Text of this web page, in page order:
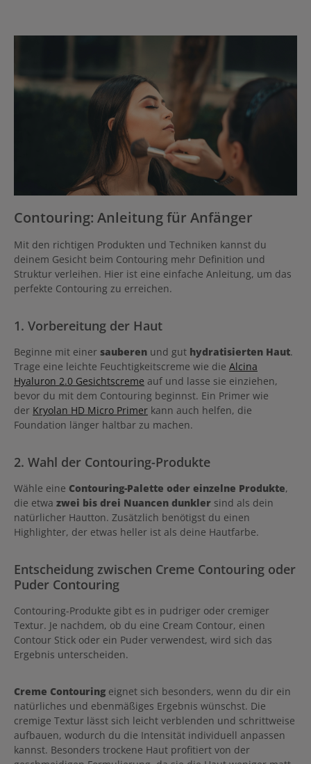
Contouring: Anleitung für Anfänger
Mit den richtigen Produkten und Techniken kannst du
deinem Gesicht beim Contouring mehr Definition und
Struktur verleihen. Hier ist eine einfache Anleitung, um das
perfekte Contouring zu erreichen.
1. Vorbereitung der Haut
Beginne mit einer sauberen und gut hydratisierten Haut.
Trage eine leichte Feuchtigkeitscreme wie die Alcina
Hyaluron 2.0 Gesichtscreme auf und lasse sie einziehen,
bevor du mit dem Contouring beginnst. Ein Primer wie
der Kryolan HD Micro Primer kann auch helfen, die
Foundation länger haltbar zu machen.
2. Wahl der Contouring-Produkte
Wähle eine Contouring-Palette oder einzelne Produkte,
die etwa zwei bis drei Nuancen dunkler sind als dein
natürlicher Hautton. Zusätzlich benötigst du einen
Highlighter, der etwas heller ist als deine Hautfarbe.
Entscheidung zwischen Creme Contouring oder
Puder Contouring
Contouring-Produkte gibt es in pudriger oder cremiger
Textur. Je nachdem, ob du eine Cream Contour, einen
Contour Stick oder ein Puder verwendest, wird sich das
Ergebnis unterscheiden.
Creme Contouring eignet sich besonders, wenn du dir ein
natürliches und ebenmäßiges Ergebnis wünschst. Die
cremige Textur lässt sich leicht verblenden und schrittweise
aufbauen, wodurch du die Intensität individuell anpassen
kannst. Besonders trockene Haut profitiert von der